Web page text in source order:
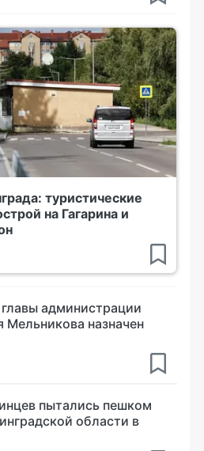
туристические
на Гагарина и
администрации
Мельникова назначен
пытались пешком
области в